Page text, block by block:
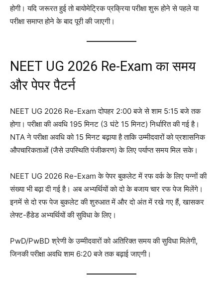
होगी। यदि जरूरत हुई तो बायोमेट्रिक प्रक्रिया परीक्षा शुरू होने से पहले या
परीक्षा समाप्त होने के बाद पूरी की जाएगी।
NEET UG 2026 Re-Exam का समय
और पेपर पैटर्न
NEET UG 2026 Re-Exam दोपहर 2:00 बजे से शाम 5:15 बजे तक
होगा। परीक्षा की अवधि 195 मिनट (3 घंटे 15 मिनट) निर्धारित की गई है।
NTA ने परीक्षा अवधि को 15 मिनट बढ़ाया है ताकि उम्मीदवारों को प्रशासनिक
औपचारिकताओं (जैसे उपस्थिति पंजीकरण) के लिए पर्याप्त समय मिल सके।
NEET UG 2026 Re-Exam के पेपर बुकलेट में रफ वर्क के लिए पन्नों की
संख्या भी बढ़ा दी गई है। अब अभ्यर्थियों को दो के बजाय चार रफ पेज मिलेंगे ।
इनमें से दो रफ पेज बुकलेट की शुरुआत में और दो अंत में रखे गए हैं, खासकर
लेफ्ट-हैंडेड अभ्यर्थियों की सुविधा के लिए ।
PwD/PwBD श्रेणी के उम्मीदवारों को अतिरिक्त समय की सुविधा मिलेगी,
जिनकी परीक्षा अवधि शाम 6:20 बजे तक बढ़ाई जाएगी।